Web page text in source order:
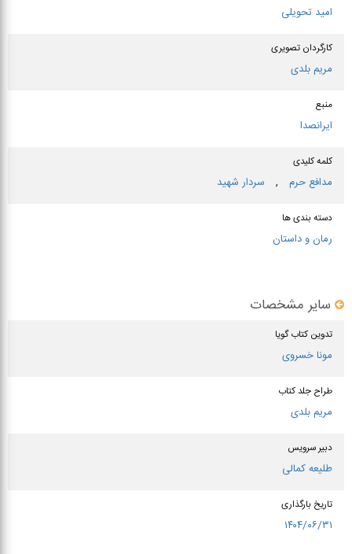
امید تحویلی
کارگردان تصویری
مریم بلدی
منبع
ایرانصدا
کلمه کلیدی
مدافع حرم , سردار شهید
دسته بندی ها
رمان و داستان
سایر مشخصات
تدوین کتاب گویا
مونا خسروی
طراح جلد کتاب
مریم بلدی
دبیر سرویس
طلیعه کمالی
تاریخ بارگذاری
۱۴۰۴/۰۶/۳۱